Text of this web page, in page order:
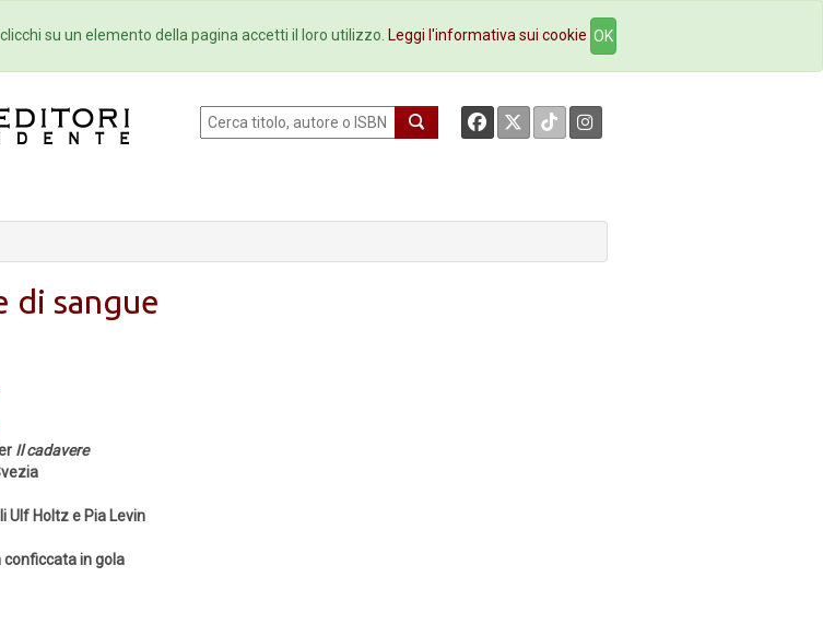
Collane Newsletter Ebookstore Contatti
di sangue
Il cadavere
Ulf Holtz e Pia Levin
conficcata in gola
su un elemento della pagina accetti il loro utilizzo. Leggi l'informativa sui cookie OK